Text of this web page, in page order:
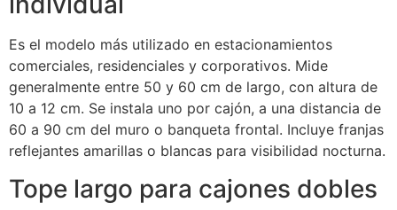
Es el modelo más utilizado en estacionamientos
comerciales, residenciales y corporativos. Mide
generalmente entre 50 y 60 cm de largo, con altura de
10 a 12 cm. Se instala uno por cajón, a una distancia de
60 a 90 cm del muro o banqueta frontal. Incluye franjas
reflejantes amarillas o blancas para visibilidad nocturna.
Tope largo para cajones dobles